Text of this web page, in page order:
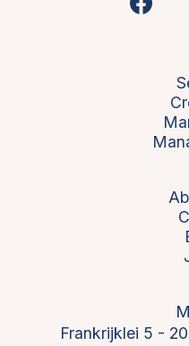
Frankrijklei 5 -